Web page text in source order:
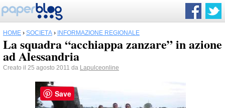
HOME › SOCIETÀ › INFORMAZIONE REGIONALE
La squadra “acchiappa zanzare” in azione
ad Alessandria
Creato il 25 agosto 2011 da Lapulceonline
Save